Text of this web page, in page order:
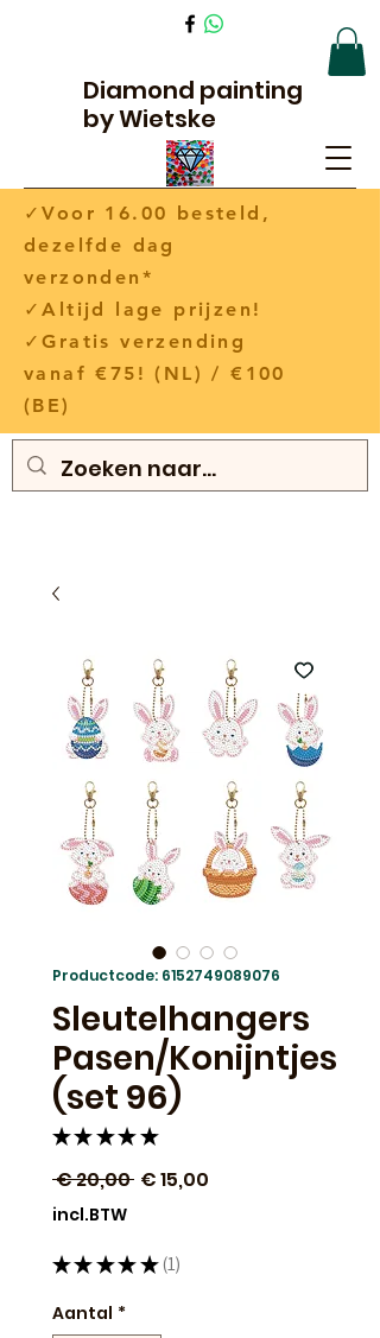
Diamond painting
by Wietske
✓Voor 16.00 besteld,
dezelfde dag
verzonden*
✓Altijd lage prijzen!
✓Gratis verzending
vanaf €75! (NL) / €100
(BE)
Productcode: 6152749089076
Sleutelhangers
Pasen/Konijntjes
(set 96)
★ ★ ★ ★ ★
€ 20,00 Normale
€ 15,00
incl.BTW
★ ★ ★ ★ ★ 1
1
Aantal *